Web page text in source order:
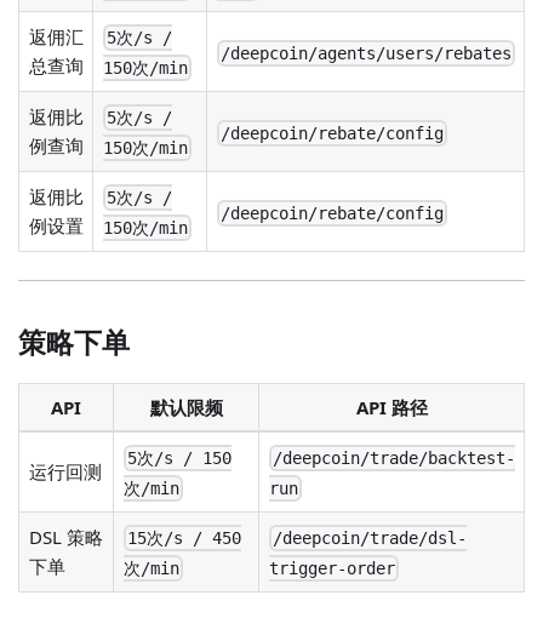
返佣汇
总查询
5次/s /
150次/min
/deepcoin/agents/users/rebates
返佣比
例查询
5次/s /
150次/min
/deepcoin/rebate/config
返佣比
例设置
5次/s /
150次/min
/deepcoin/rebate/config
策略下单
API 默认限频 API 路径
运行回测
5次/s / 150
次/min
/deepcoin/trade/backtest-
run
DSL 策略
下单
15次/s / 450
次/min
/deepcoin/trade/dsl-
trigger-order